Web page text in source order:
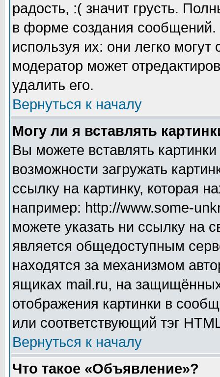
радость, :( значит грусть.
в форме создания сообщений.
используя их: они легко
модератор может
удалить его.
Вернуться к началу
Могу ли я вставлять
Вы можете вставлять
возможности загружать
ссылку на картинку, которая
например: http://www.some-
можете указать ни ссылку на
является общедоступным
находятся за механизмом
ящиках mail.ru, на
отображения картинки в
или соответствующий тэг
Вернуться к началу
Что такое «Объявление»?